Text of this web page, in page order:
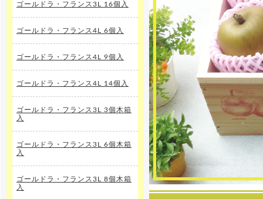
ゴールドラ・フランス3L 16個入
ゴールドラ・フランス4L 6個入
ゴールドラ・フランス4L 9個入
ゴールドラ・フランス4L 14個入
ゴールドラ・フランス3L 3個木箱
入
ゴールドラ・フランス3L 6個木箱
入
ゴールドラ・フランス3L 8個木箱
入